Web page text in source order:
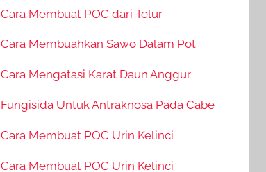
Cara Membuat POC dari Telur
Cara Membuahkan Sawo Dalam Pot
Cara Mengatasi Karat Daun Anggur
Fungisida Untuk Antraknosa Pada Cabe
Cara Membuat POC Urin Kelinci
Cara Membuat POC Urin Kelinci